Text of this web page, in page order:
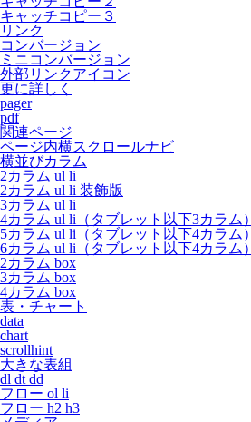
キャッチコピー３
リンク
コンバージョン
ミニコンバージョン
外部リンクアイコン
更に詳しく
pager
pdf
関連ページ
ページ内横スクロールナビ
横並びカラム
2カラム ul li
2カラム ul li 装飾版
3カラム ul li
4カラム ul li（タブレット以下3カラム）
5カラム ul li（タブレット以下4カラム）
6カラム ul li（タブレット以下4カラム）
2カラム box
3カラム box
4カラム box
表・チャート
data
chart
scrollhint
大きな表組
dl dt dd
フロー ol li
フロー h2 h3